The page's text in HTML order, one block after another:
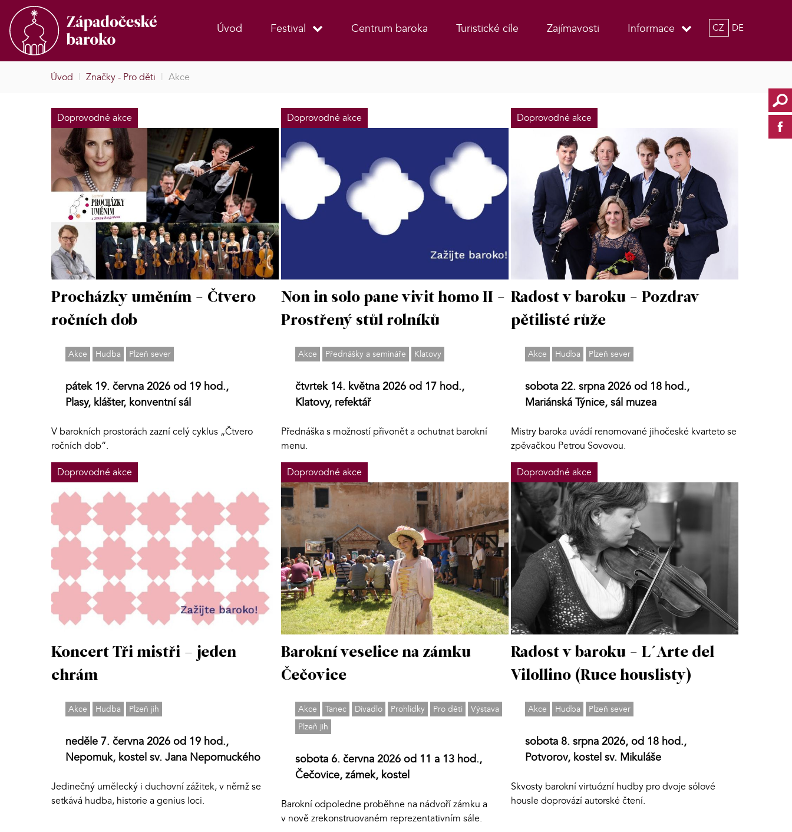
Úvod Festival Centrum baroka Turistické cíle Zajímavosti Informace CZ DE
Úvod | Značky - Pro děti | Akce
Doprovodné akce
Procházky uměním - Čtvero
ročních dob
Akce Hudba Plzeň sever
pátek 19. června 2026 od 19 hod.,
Plasy, klášter, konventní sál
V barokních prostorách zazní celý cyklus „Čtvero
ročních dob“.
Doprovodné akce
Non in solo pane vivit homo II -
Prostřený stůl rolníků
Akce Přednášky a semináře Klatovy
čtvrtek 14. května 2026 od 17 hod.,
Klatovy, refektář
Přednáška s možností přivonět a ochutnat barokní
menu.
Doprovodné akce
Radost v baroku - Pozdrav
pětilisté růže
Akce Hudba Plzeň sever
sobota 22. srpna 2026 od 18 hod.,
Mariánská Týnice, sál muzea
Mistry baroka uvádí renomované jihočeské kvarteto se
zpěvačkou Petrou Sovovou.
Doprovodné akce
Koncert Tři mistři – jeden
chrám
Akce Hudba Plzeň jih
neděle 7. června 2026 od 19 hod.,
Nepomuk, kostel sv. Jana Nepomuckého
Jedinečný umělecký i duchovní zážitek, v němž se
setkává hudba, historie a genius loci.
Doprovodné akce
Barokní veselice na zámku
Čečovice
Akce Tanec Divadlo Prohlídky Pro děti
Výstava
Plzeň jih
sobota 6. června 2026 od 11 a 13 hod.,
Čečovice, zámek, kostel
Barokní odpoledne proběhne na nádvoří zámku a
v nově zrekonstruovaném reprezentativním sále.
Doprovodné akce
Radost v baroku - L´Arte del
Vilollino (Ruce houslisty)
Akce Hudba Plzeň sever
sobota 8. srpna 2026, od 18 hod.,
Potvorov, kostel sv. Mikuláše
Skvosty barokní virtuózní hudby pro dvoje sólové
housle doprovází autorské čtení.